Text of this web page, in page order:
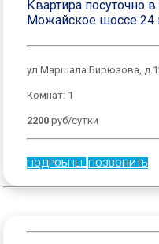
Квартира посуточно
Можайское шоссе 24
ул.Маршала Бирюзова,
Комнат: 1
2200 руб/сутки
ПОДРОБНЕЕ ПОЗВОНИТЬ